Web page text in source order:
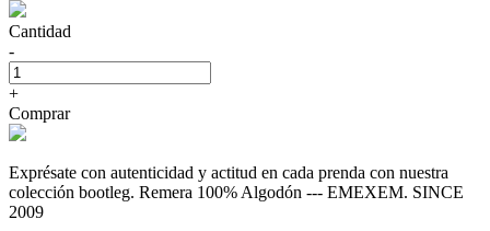
Cantidad
-
+
Comprar
Exprésate con autenticidad y actitud en cada prenda con nuestra
colección bootleg. Remera 100% Algodón --- EMEXEM. SINCE
2009